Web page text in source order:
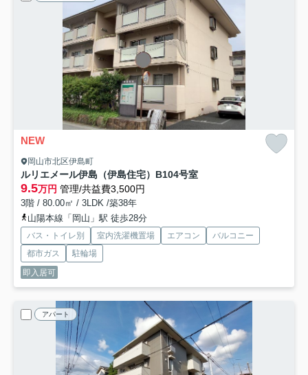
NEW
岡山市北区伊島町
ルリエメール伊島（伊島住宅） B104号室
9.5万円 管理/共益費3,500円
3階 / 80.00㎡ / 3LDK /築38年
山陽本線「岡山」駅 徒歩28分
バス・トイレ別 室内洗濯機置場 エアコン
バルコニー
都市ガス
駐輪場
即入居可
アパート